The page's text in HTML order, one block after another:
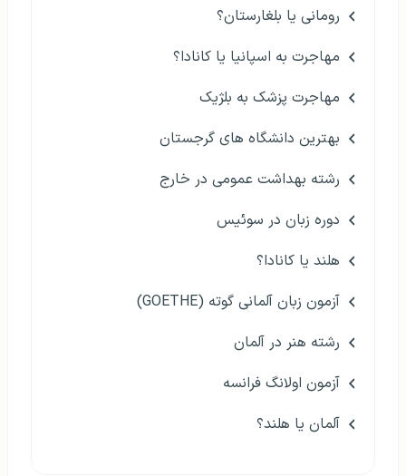
رومانی یا بلغارستان؟
مهاجرت به اسپانیا یا کانادا؟
مهاجرت پزشک به بلژیک
بهترین دانشگاه های گرجستان
رشته بهداشت عمومی در خارج
دوره زبان در سوئیس
هلند یا کانادا؟
آزمون زبان آلمانی گوته (GOETHE)
رشته هنر در آلمان
آزمون اولانگ فرانسه
آلمان یا هلند؟